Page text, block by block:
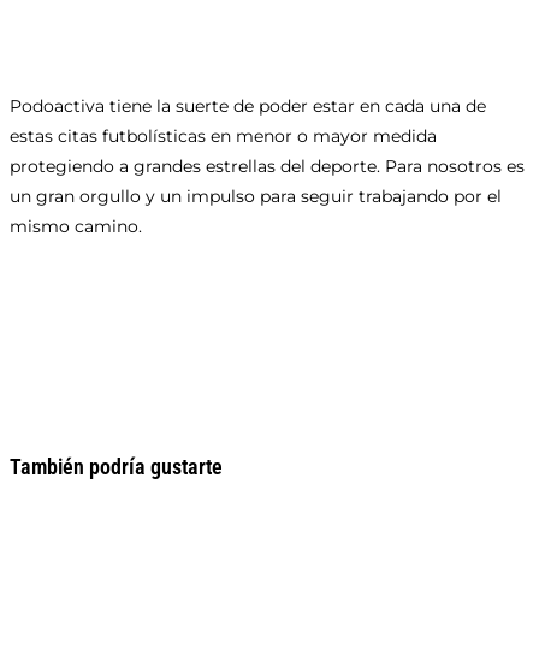
Podoactiva tiene la suerte de poder estar en cada una de
estas citas futbolísticas en menor o mayor medida
protegiendo a grandes estrellas del deporte. Para nosotros es
un gran orgullo y un impulso para seguir trabajando por el
mismo camino.
También podría gustarte